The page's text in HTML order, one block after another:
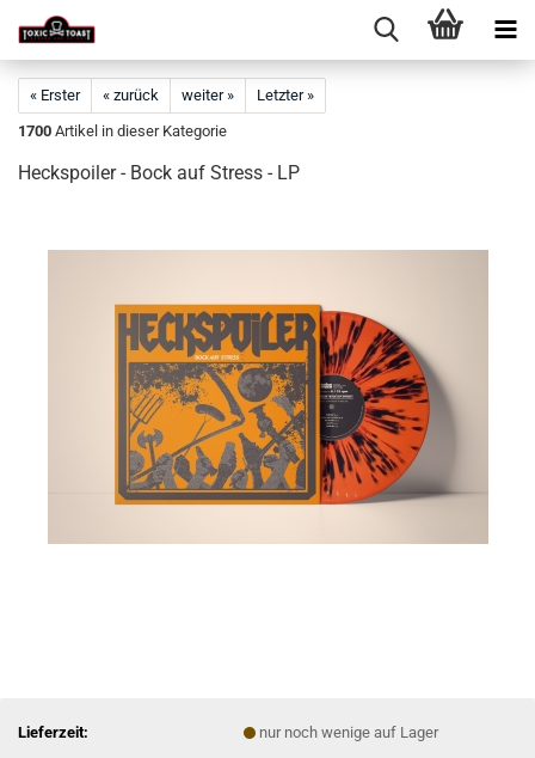
« Erster « zurück weiter »
Letzter »
1700 Artikel in dieser Kategorie
Heckspoiler - Bock auf Stress - LP
Lieferzeit: nur noch wenige auf Lager